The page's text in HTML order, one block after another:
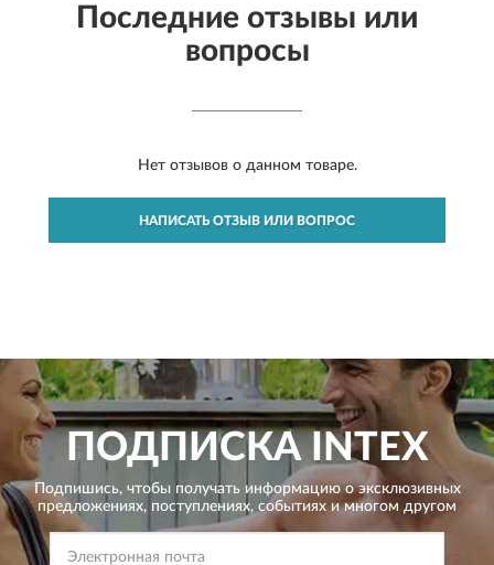
Последние отзывы или
вопросы
Нет отзывов о данном товаре.
НАПИСАТЬ ОТЗЫВ ИЛИ ВОПРОС
ПОДПИСКАINTEX
Подпишись, чтобы получать информацию о эксклюзивных
предложениях, поступлениях, событиях и многом другом